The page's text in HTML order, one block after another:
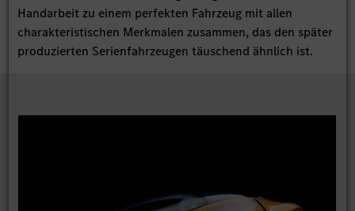
Handarbeit zu einem perfekten Fahrzeug mit allen
charakteristischen Merkmalen zusammen, das den später
produzierten Serienfahrzeugen täuschend ähnlich ist.